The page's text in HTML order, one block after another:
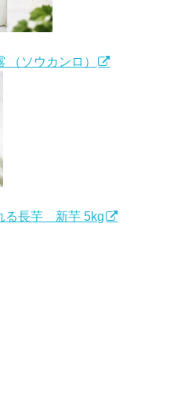
ソウカンロ）
る長芋 新芋 5kg